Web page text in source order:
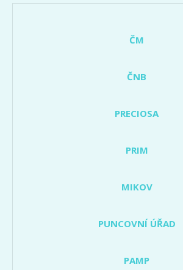
ČM
ČNB
PRECIOSA
PRIM
MIKOV
PUNCOVNÍ ÚŘAD
PAMP